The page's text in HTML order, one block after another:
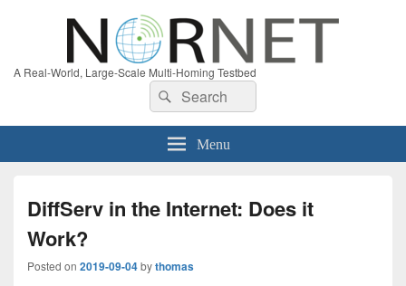
A Real-World, Large-Scale Multi-Homing Testbed
Search
for:
Search
Menu
DiffServ in the Internet: Does it
Work?
Posted on 2019-09-04bythomas